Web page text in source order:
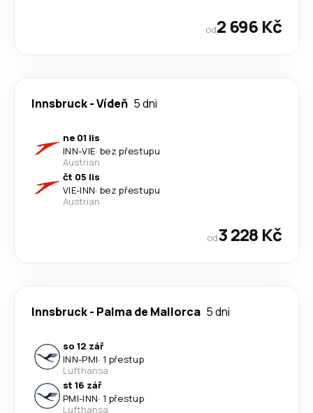
od2 696 Kč
Innsbruck-Vídeň 5 dni
ne 01 lis
INN-VIE· bez přestupu
Austrian
čt 05 lis
VIE-INN· bez přestupu
Austrian
od3 228 Kč
Innsbruck- Palma de Mallorca 5 dni
so 12 zář
INN-PMI· 1 přestup
Lufthansa
st 16 zář
PMI-INN· 1 přestup
Lufthansa